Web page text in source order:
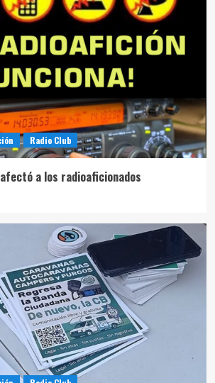
Radio Club
a los radioaficionados